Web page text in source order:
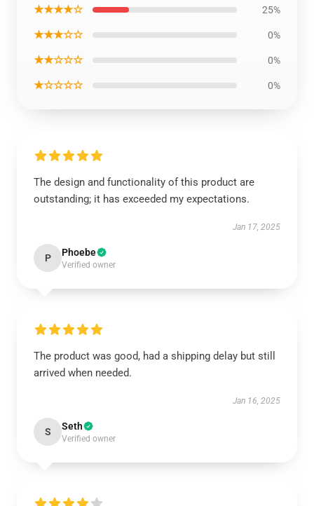
★★★★☆ 25%
★★★☆☆ 0%
★★☆☆☆ 0%
★☆☆☆☆ 0%
The design and functionality of this product are
outstanding; it has exceeded my expectations.
Jan 17, 2025
P Phoebe
Verified owner
The product was good, had a shipping delay but still
arrived when needed.
Jan 16, 2025
S Seth
Verified owner